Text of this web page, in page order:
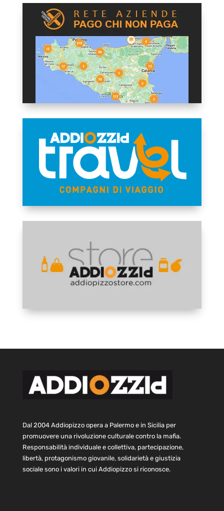
Dal 2004 Addiopizzo opera a Palermo e in Sicilia per
promuovere una rivoluzione culturale contro la mafia.
Responsabilità individuale e collettiva, partecipazione,
libertà, protagonismo giovanile, solidarietà e giustizia
sociale sono i valori in cui Addiopizzo si riconosce.